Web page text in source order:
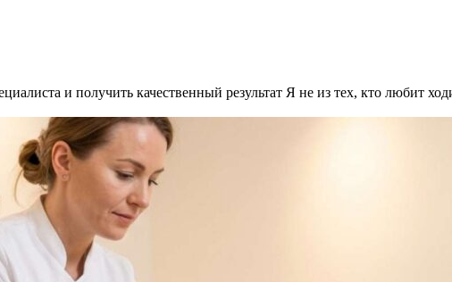
и получить качественный результат Я не из тех, кто любит